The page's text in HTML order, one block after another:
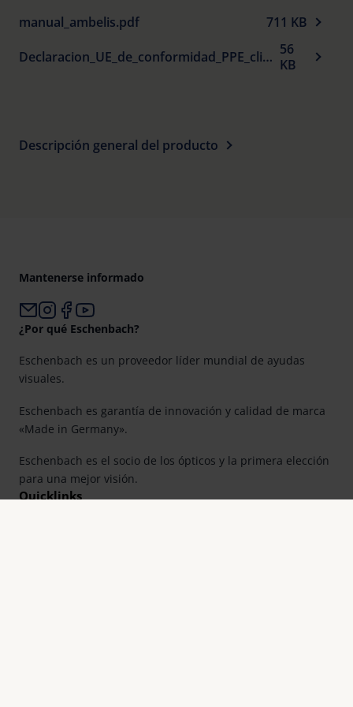
empañamiento entre las patillas y la parte central
absorción de luz azul
manual_ambelis.pdf
711 KB
Declaracion_UE_de_conformidad_PPE_clip_ons_es.pdf 56
KB
Descripción general del producto
Mantenerse informado
¿Por qué Eschenbach?
Eschenbach es un proveedor líder mundial de ayudas
visuales.
Eschenbach es garantía de innovación y calidad de marca
«Made in Germany».
Eschenbach es el socio de los ópticos y la primera elección
para una mejor visión.
Quicklinks